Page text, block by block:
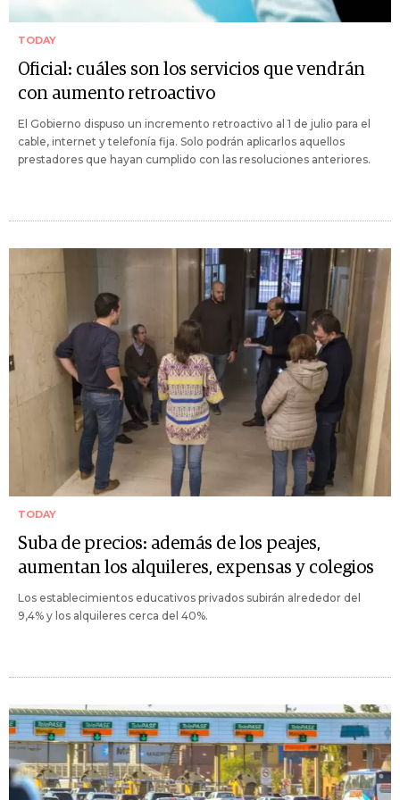
TODAY
Oficial: cuáles son los servicios que vendrán
con aumento retroactivo
El Gobierno dispuso un incremento retroactivo al 1 de julio para el
cable, internet y telefonía fija. Solo podrán aplicarlos aquellos
prestadores que hayan cumplido con las resoluciones anteriores.
TODAY
Suba de precios: además de los peajes,
aumentan los alquileres, expensas y colegios
Los establecimientos educativos privados subirán alrededor del
9,4% y los alquileres cerca del 40%.